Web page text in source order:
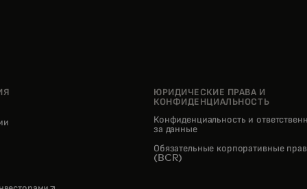
opens in a new tab
ЮРИДИЧЕСКИЕ ПРАВА И
КОНФИДЕНЦИАЛЬНОСТЬ
Конфиденциальность и
за данные
Обязательные корпоративные
(BCR)